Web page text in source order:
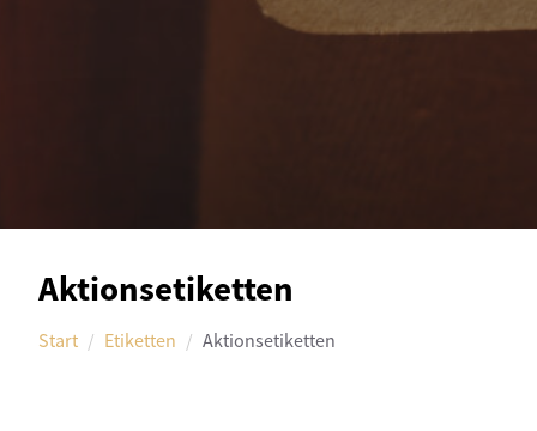
Aktionsetiketten
Start Etiketten Aktionsetiketten